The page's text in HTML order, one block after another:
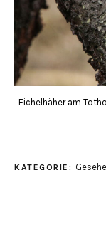
Eichelhäher am
KATEGORIE: